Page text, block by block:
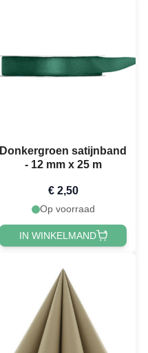
Donkergroen satijnband
- 12 mm x 25 m
€ 2,50
Op voorraad
IN WINKELMAND